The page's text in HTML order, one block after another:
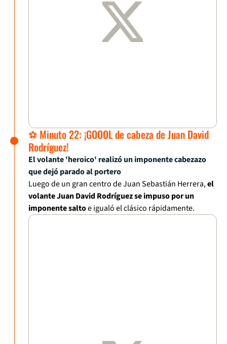
⚽ Minuto 22: ¡GOOOL de cabeza de Juan David
Rodríguez!
El volante 'heroico' realizó un imponente cabezazo
que dejó parado al portero
Luego de un gran centro de Juan Sebastián Herrera,el
volante Juan David Rodríguez se impuso por un
imponente saltoe igualó el clásico rápidamente.